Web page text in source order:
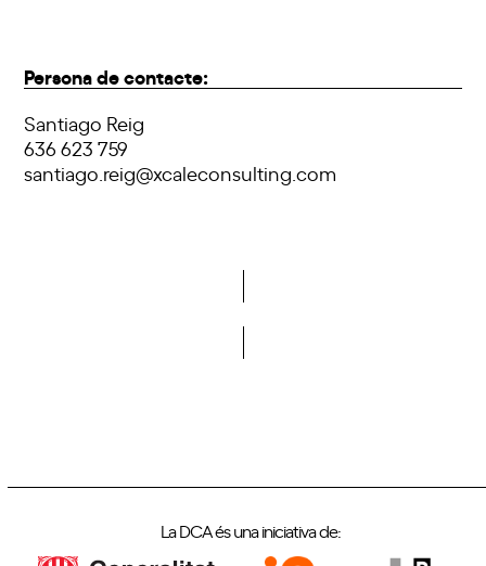
Persona de contacte:
Santiago Reig
636 623 759
santiago.reig@xcaleconsulting.com
La DCA és una iniciativa de: